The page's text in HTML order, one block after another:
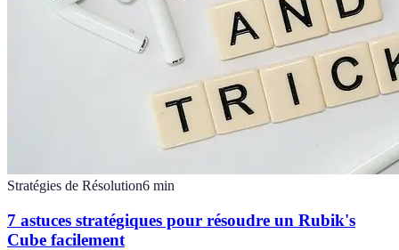
Stratégies de Résolution6 min
7 astuces stratégiques pour résoudre un Rubik's
Cube facilement